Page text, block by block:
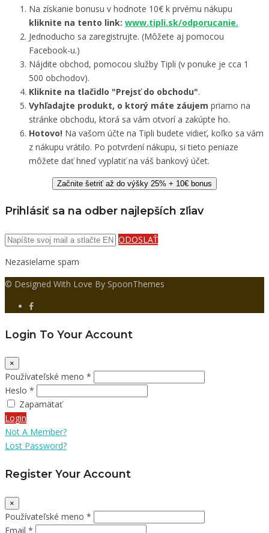
Na získanie bonusu v hodnote 10€ k prvému nákupu
kliknite na tento link: www.tipli.sk/odporucanie.
Jednoducho sa zaregistrujte. (Môžete aj pomocou
Facebook-u.)
Nájdite obchod, pomocou služby Tipli (v ponuke je cca 1
500 obchodov).
Kliknite na tlačidlo "Prejsť do obchodu".
Vyhľadajte produkt, o ktorý máte záujem priamo na
stránke obchodu, ktorá sa vám otvorí a zakúpte ho.
Hotovo! Na vašom účte na Tipli budete vidieť, koľko sa vám
z nákupu vrátilo. Po potvrdení nákupu, si tieto peniaze
môžete dať hneď vyplatiť na váš bankový účet.
Začnite šetriť až do výšky 25% + 10€ bonus
Prihlásiť sa na odber najlepších zľiav
ODOSLAŤ
Nezasielame spam
© Designed With Love By SpoonThemes
Login To Your Account
×
Používateľské meno *
Heslo *
Zapamätať
Login
Not A Member?
Lost Password?
Register Your Account
×
Používateľské meno *
Email *